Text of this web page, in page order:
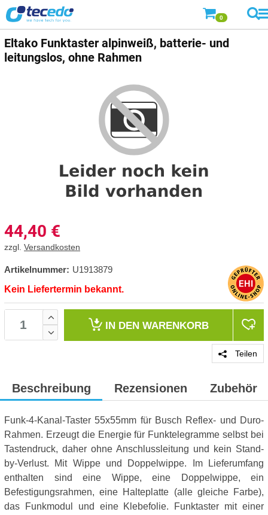
0
Eltako Funktaster alpinweiß, batterie- und
leitungslos, ohne Rahmen
44,40 €
zzgl. Versandkosten
Artikelnummer: U1913879
Kein Liefertermin bekannt.
IN DEN WARENKORB
Teilen
Beschreibung Rezensionen Zubehör
Funk-4-Kanal-Taster 55x55mm für Busch Reflex- und Duro-
Rahmen. Erzeugt die Energie für Funktelegramme selbst bei
Tastendruck, daher ohne Anschlussleitung und kein Stand-
by-Verlust. Mit Wippe und Doppelwippe. Im Lieferumfang
enthalten sind eine Wippe, eine Doppelwippe, ein
Befestigungsrahmen, eine Halteplatte (alle gleiche Farbe),
das Funkmodul und eine Klebefolie. Funktaster mit einer